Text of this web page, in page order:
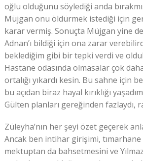
oğlu olduğunu söylediği anda
Müjgan onu öldürmek istediği için
karar vermiş. Sonuçta Müjgan yine
Adnan’ı bildiği için ona zarar
beklediğim gibi bir tepki verdi ve
Hastane odasında olmasalar çok
ortalığı yıkardı kesin. Bu sahne için
bu açıdan biraz hayal kırıklığı
Gülten planları gereğinden fazlaydı,
Züleyha’nın her şeyi özet geçerek
Ancak ben intihar girişimi, tımarhane
mektuptan da bahsetmesini ve